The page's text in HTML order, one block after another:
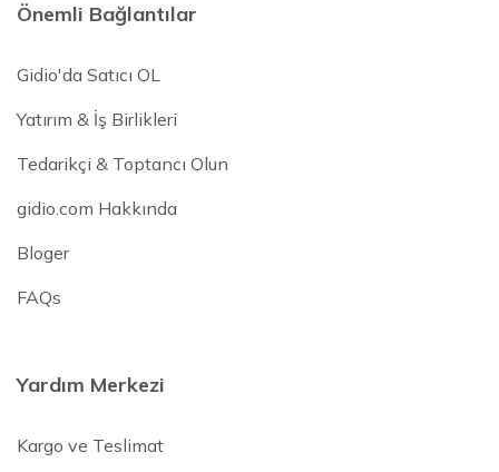
Önemli Bağlantılar
Gidio'da Satıcı OL
Yatırım & İş Birlikleri
Tedarikçi & Toptancı Olun
gidio.com Hakkında
Bloger
FAQs
Yardım Merkezi
Kargo ve Teslimat